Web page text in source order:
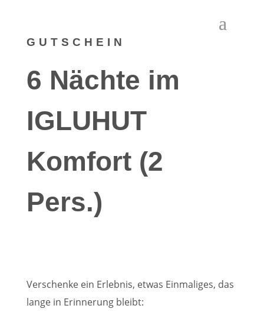
GUTSCHEIN
6 Nächte im
IGLUHUT
Komfort (2
Pers.)
Verschenke ein Erlebnis, etwas Einmaliges, das
lange in Erinnerung bleibt: